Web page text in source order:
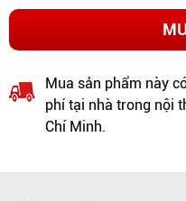
Mua sản phẩm này
phí tại nhà trong nội
Chí Minh.